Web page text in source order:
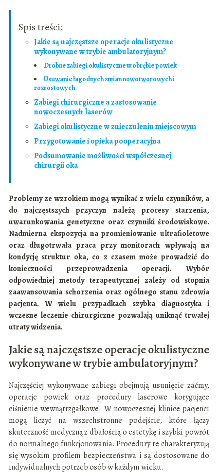
Spis treści:
Jakie są najczęstsze operacje okulistyczne
wykonywane w trybie ambulatoryjnym?
Drobne zabiegi okulistyczne w obrębie powiek
Usuwanie łagodnych zmian nowotworowych i
rozrostowych
Zabiegi chirurgiczne a zastosowanie
nowoczesnych laserów
Zabiegi okulistyczne w znieczuleniu miejscowym
Przygotowanie i opieka pooperacyjna
Podsumowanie możliwości współczesnej
chirurgii oka
Problemy ze wzrokiem mogą wynikać z wielu czynników, a
do najczęstszych przyczyn należą procesy starzenia,
uwarunkowania genetyczne oraz czynniki środowiskowe.
Nadmierna ekspozycja na promieniowanie ultrafioletowe
oraz długotrwała praca przy monitorach wpływają na
kondycję struktur oka, co z czasem może prowadzić do
konieczności przeprowadzenia operacji. Wybór
odpowiedniej metody terapeutycznej zależy od stopnia
zaawansowania schorzenia oraz ogólnego stanu zdrowia
pacjenta. W wielu przypadkach szybka diagnostyka i
wczesne leczenie chirurgiczne pozwalają uniknąć trwałej
utraty widzenia.
Jakie są najczęstsze operacje okulistyczne
wykonywane w trybie ambulatoryjnym?
Najczęściej wykonywane zabiegi obejmują usunięcie zaćmy,
operacje powiek oraz procedury laserowe korygujące
ciśnienie wewnątrzgałkowe. W nowoczesnej klinice pacjenci
mogą liczyć na wszechstronne podejście, które łączy
skuteczność medyczną z dbałością o estetykę i szybki powrót
do normalnego funkcjonowania. Procedury te charakteryzują
się wysokim profilem bezpieczeństwa i są dostosowane do
indywidualnych potrzeb osób w każdym wieku.